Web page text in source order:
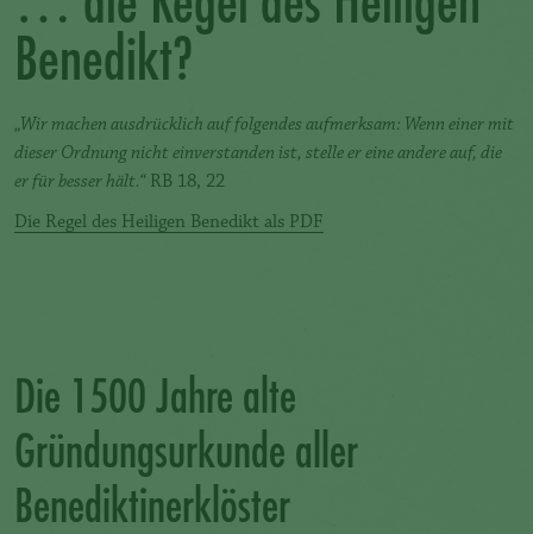
Benedikt?
„Wir machen ausdrücklich auf folgendes aufmerksam: Wenn einer mit
dieser Ordnung nicht einverstanden ist, stelle er eine andere auf, die
er für besser hält.“ RB 18, 22
Die Regel des Heiligen Benedikt als PDF
Die 1500 Jahre alte
Gründungsurkunde aller
Benediktinerklöster